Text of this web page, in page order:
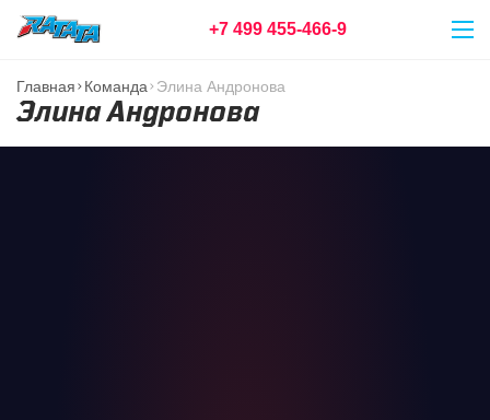
+7 499 455-466-9
Главная Команда Элина Андронова
Элина Андронова